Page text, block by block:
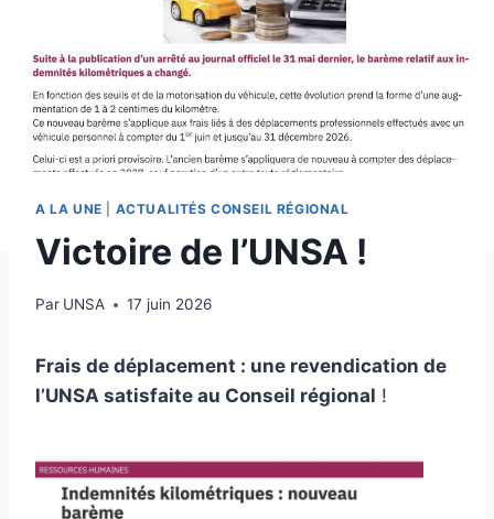
A LA UNE ACTUALITÉS CONSEIL RÉGIONAL
Victoire de l’UNSA !
Par UNSA 17 juin 2026
Frais de déplacement : une revendication de
l’UNSA satisfaite au Conseil régional !